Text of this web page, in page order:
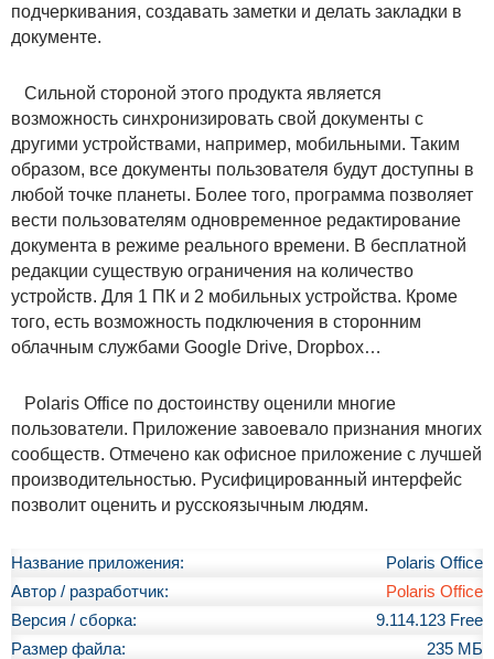
подчеркивания, создавать заметки и делать закладки в
документе.
Сильной стороной этого продукта является
возможность синхронизировать свой документы с
другими устройствами, например, мобильными. Таким
образом, все документы пользователя будут доступны в
любой точке планеты. Более того, программа позволяет
вести пользователям одновременное редактирование
документа в режиме реального времени. В бесплатной
редакции существую ограничения на количество
устройств. Для 1 ПК и 2 мобильных устройства. Кроме
того, есть возможность подключения в сторонним
облачным службами Google Drive, Dropbox…
Polaris Office по достоинству оценили многие
пользователи. Приложение завоевало признания многих
сообществ. Отмечено как офисное приложение с лучшей
производительностью. Русифицированный интерфейс
позволит оценить и русскоязычным людям.
Название приложения:
Polaris Office
Автор / разработчик:
Polaris Office
Версия / сборка:
9.114.123 Free
Размер файла:
235 МБ